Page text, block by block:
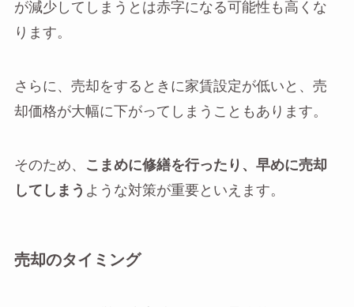
が減少してしまうとは赤字になる可能性も高くな
ります。
さらに、売却をするときに家賃設定が低いと、売
却価格が大幅に下がってしまうこともあります。
そのため、
こまめに修繕を行ったり、早めに売却
してしまう ような対策が重要といえます。
売却のタイミング